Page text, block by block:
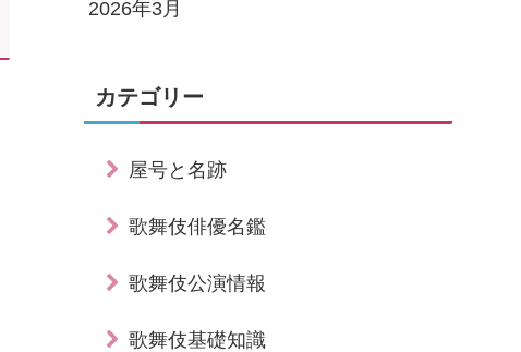
2026年3月
カテゴリー
屋号と名跡
歌舞伎俳優名鑑
歌舞伎公演情報
歌舞伎基礎知識